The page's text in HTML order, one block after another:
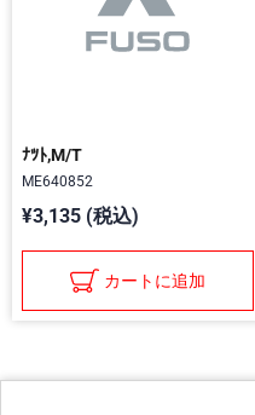
ﾅﾂﾄ,M/T
ME640852
¥3,135 (税込)
カートに追加